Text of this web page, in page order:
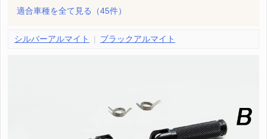
適合車種を全て見る
（45件）
シルバーアルマイト ブラックアルマイト